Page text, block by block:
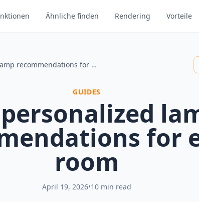
Ähnliche finden Rendering Vorteile
Get personalized lamp recommendations for every room
GUIDES
for
room
April 19, 2026•10 min read